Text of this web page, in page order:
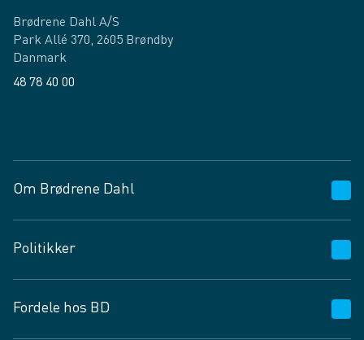
Brødrene Dahl A/S
Park Allé 370, 2605 Brøndby
Danmark
48 78 40 00
Om Brødrene Dahl
Vagttelefon 30 10 89 89
Spørgsmål og svar
Job og karriere
Politikker
Privatlivspolitik
Fordele hos BD